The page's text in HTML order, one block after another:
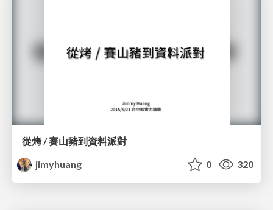
從烤 / 賽山豬到資料派對
jimyhuang
0 320